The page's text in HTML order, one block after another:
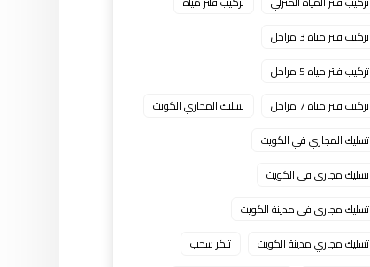
تركيب فلتر مياه 3 مراحل
تركيب فلتر مياه 5 مراحل
تركيب فلتر مياه 7 مراحل
تسليك المجاري الكويت
تسليك المجاري في الكويت
تسليك مجارى فى الكويت
تسليك مجاري في مدينة الكويت
تسليك مجاري مدينة الكويت
تنكر سحب